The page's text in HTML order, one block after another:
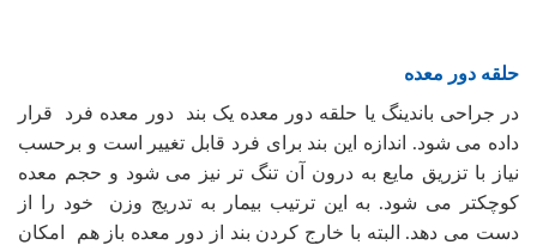
حلقه دور معده
در جراحی باندینگ یا حلقه دور معده یک بند دور معده فرد قرار
داده می شود. اندازه این بند برای فرد قابل تغییر است و برحسب
نیاز با تزریق مایع به درون آن تنگ تر نیز می شود و حجم معده
کوچکتر می شود. به این ترتیب بیمار به تدریج وزن خود را از
دست می دهد. البته با خارج کردن بند از دور معده باز هم امکان